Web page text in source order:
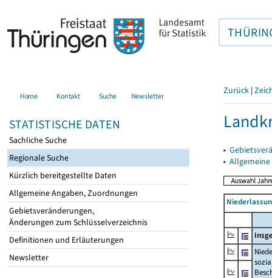
Home Kontakt Suche Newsletter
STATISTISCHE DATEN
Sachliche Suche
Regionale Suche
Kürzlich bereitgestellte Daten
Allgemeine Angaben, Zuordnungen
Gebietsveränderungen,
Änderungen zum Schlüsselverzeichnis
Definitionen und Erläuterungen
Newsletter
Zurück |
▸
▸